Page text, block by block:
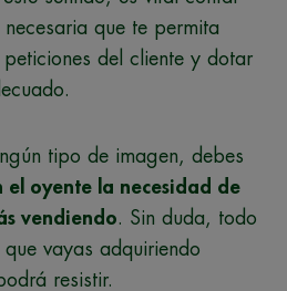
necesaria que te permita
del cliente y dotar
tipo de imagen, debes
el oyente la necesidad de
vendiendo . Sin duda, todo
vayas adquiriendo
resistir.